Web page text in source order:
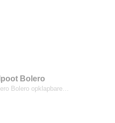
Bolero
Bolero opklapbare…